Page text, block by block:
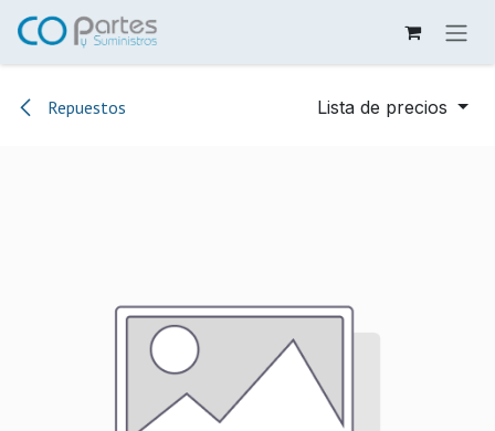
Ir al contenido
Repuestos Lista de precios